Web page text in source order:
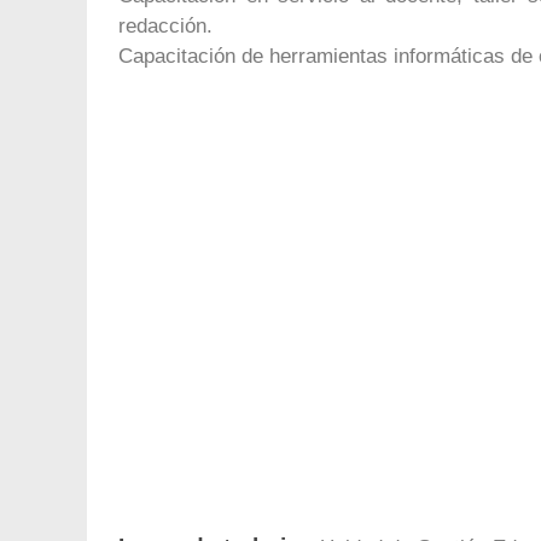
redacción.
Capacitación de herramientas informáticas de